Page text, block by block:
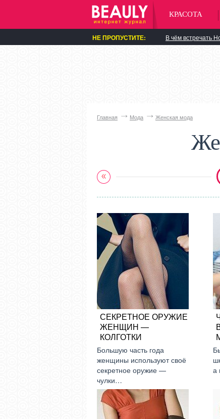
КРАСОТА
НЕ ПРОПУСТИТЕ: В чём встречать
Главная Мода Женская мода
СЕКРЕТНОЕ ОРУЖИЕ
ЖЕНЩИН —
КОЛГОТКИ
Большую часть года
женщины используют своё
секретное оружие —
чулки…
а